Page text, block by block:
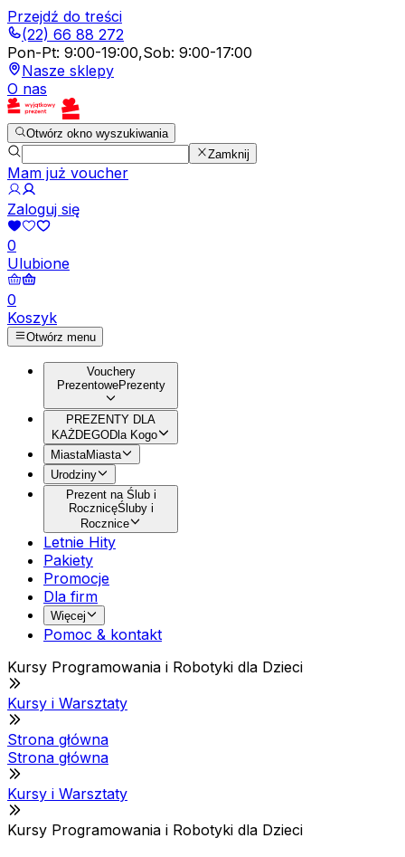
Przejdź do treści
(22) 66 88 272
Pon-Pt: 9:00-19:00,Sob: 9:00-17:00
Nasze sklepy
O nas
Otwórz okno wyszukiwania
Zamknij
Mam już voucher
Zaloguj się
0
Ulubione
0
Koszyk
Otwórz menu
Vouchery
PrezentowePrezenty
PREZENTY DLA
KAŻDEGODla Kogo
MiastaMiasta
Urodziny
Prezent na Ślub i
RocznicęŚluby i
Rocznice
Letnie Hity
Pakiety
Promocje
Dla firm
Więcej
Pomoc & kontakt
Kursy Programowania i Robotyki dla Dzieci
Kursy i Warsztaty
Strona główna
Strona główna
Kursy i Warsztaty
Kursy Programowania i Robotyki dla Dzieci